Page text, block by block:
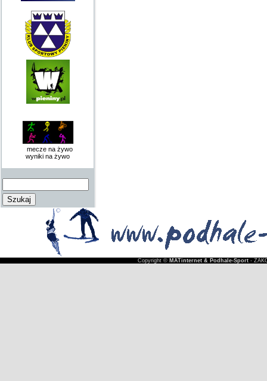
mecze na żywo
wyniki na żywo
Copyright © MATinternet & Podhale-Sport-